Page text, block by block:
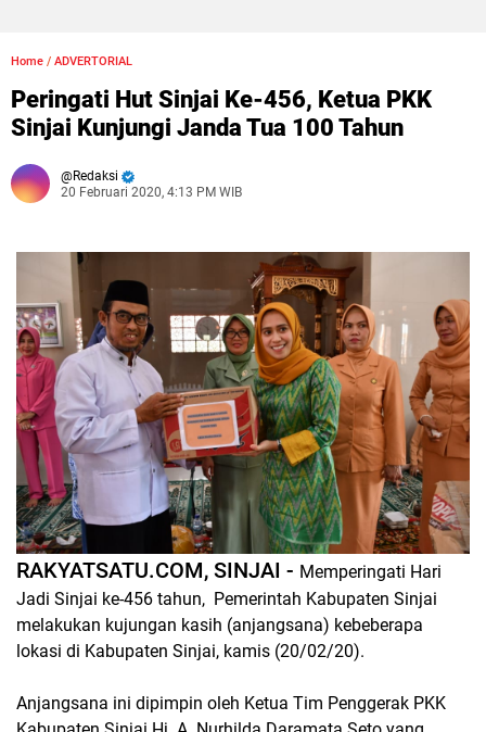
Home / ADVERTORIAL
Peringati Hut Sinjai Ke-456, Ketua PKK
Sinjai Kunjungi Janda Tua 100 Tahun
Redaksi
20 Februari 2020, 4:13 PM WIB
RAKYATSATU.COM, SINJAI - Memperingati Hari
Jadi Sinjai ke-456 tahun, Pemerintah Kabupaten Sinjai
melakukan kujungan kasih (anjangsana) kebeberapa
lokasi di Kabupaten Sinjai, kamis (20/02/20).
Anjangsana ini dipimpin oleh Ketua Tim Penggerak PKK